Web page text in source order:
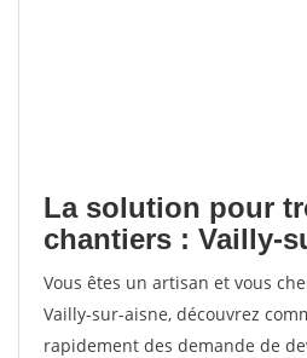
La solution pour
chantiers : Vailly-
Vous êtes un artisan et vous
Vailly-sur-aisne, découvrez
rapidement des demande de